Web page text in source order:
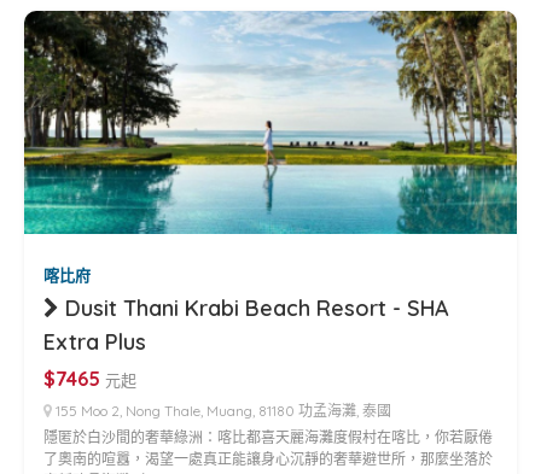
喀比府
Dusit Thani Krabi Beach Resort - SHA
Extra Plus
$7465 元起
155 Moo 2, Nong Thale, Muang, 81180 功孟海灘, 泰國
隱匿於白沙間的奢華綠洲：喀比都喜天麗海灘度假村在喀比，你若厭倦
了奧南的喧囂，渴望一處真正能讓身心沉靜的奢華避世所，那麼坐落於